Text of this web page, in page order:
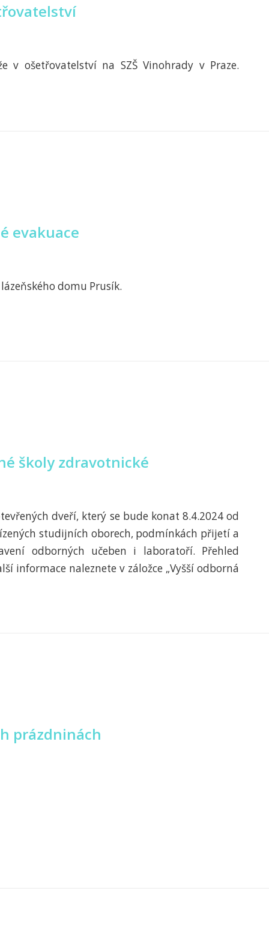
ošetřovatelství na SZŠ Vinohrady v Praze.
evakuace
domu Prusík.
školy zdravotnické
dveří, který se bude konat 8.4.2024 od
studijních oborech, podmínkách přijetí a
odborných učeben i laboratoří. Přehled
informace naleznete v záložce „Vyšší odborná
prázdninách